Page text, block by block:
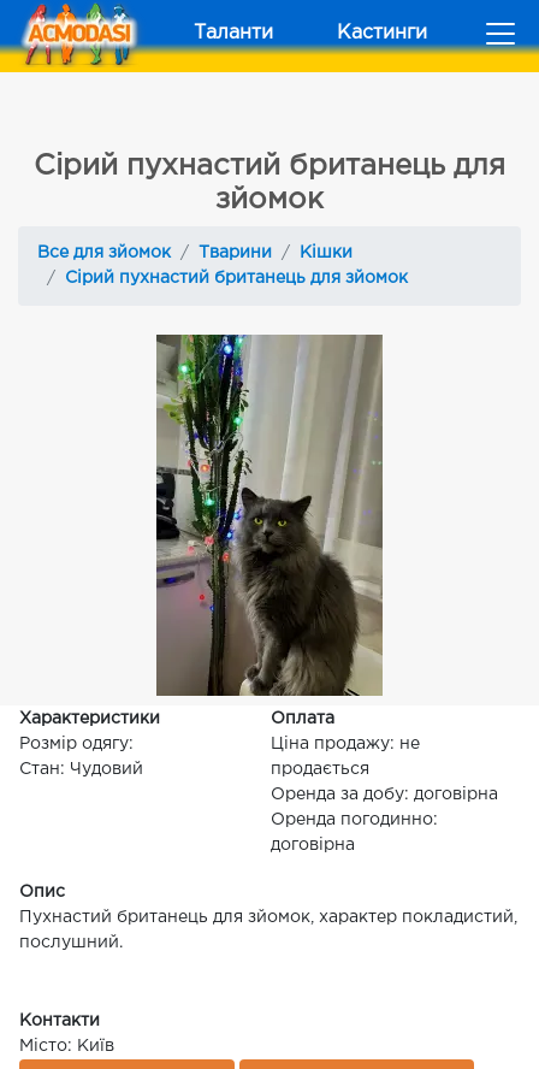
Таланти Кастинги
Сірий пухнастий британець для
зйомок
Все для зйомок Тварини
Кішки
Сірий пухнастий британець для зйомок
Характеристики
Розмір одягу:
Стан: Чудовий
Оплата
Ціна продажу: не
продається
Оренда за добу: договірна
Оренда погодинно:
договірна
Опис
Пухнастий британець для зйомок, характер покладистий,
послушний.
Контакти
Місто: Київ